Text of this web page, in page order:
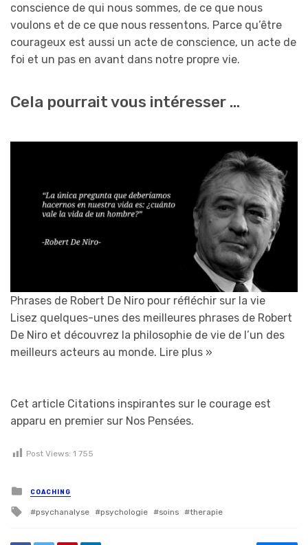
conscience de qui nous sommes, de ce que nous
voulons et de ce que nous ressentons. Parce qu’être
courageux est aussi un acte de conscience, un acte de
foi et un pas en avant dans notre propre vie.
Cela pourrait vous intéresser …
Phrases de Robert De Niro pour réfléchir sur la vie
Lisez quelques-unes des meilleures phrases de Robert
De Niro et découvrez la philosophie de vie de l’un des
meilleurs acteurs au monde. Lire plus »
Cet article Citations inspirantes sur le courage est
apparu en premier sur Nos Pensées.
Post Views: 1 755
Posted in
COACHING
Tagged with
psychanalyse psychologie soins therapie